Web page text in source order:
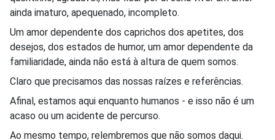
ainda imaturo, apequenado, incompleto.
Um amor dependente dos caprichos dos apetites, dos
desejos, dos estados de humor, um amor dependente da
familiaridade, ainda não está à altura de quem somos.
Claro que precisamos das nossas raízes e referências.
Afinal, estamos aqui enquanto humanos - e isso não é um
acaso ou um acidente de percurso.
Ao mesmo tempo, relembremos que não somos daqui.